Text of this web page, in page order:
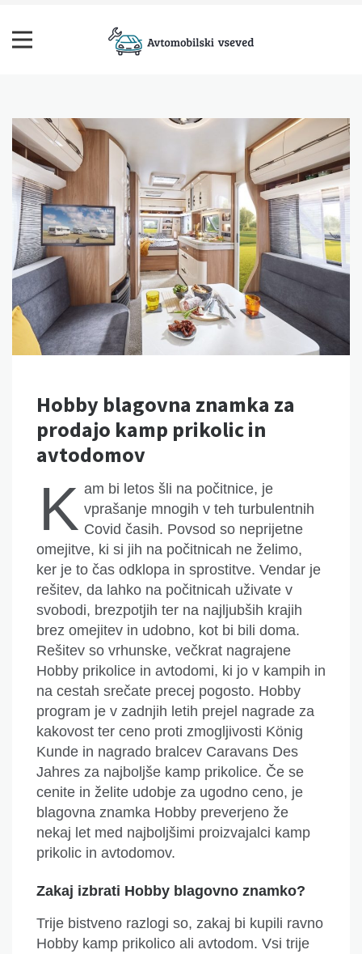
content
Hobby blagovna znamka za
prodajo kamp prikolic in
avtodomov
K am bi letos šli na počitnice, je
vprašanje mnogih v teh turbulentnih
Covid časih. Povsod so neprijetne
omejitve, ki si jih na počitnicah ne želimo,
ker je to čas odklopa in sprostitve. Vendar je
rešitev, da lahko na počitnicah uživate v
svobodi, brezpotjih ter na najljubših krajih
brez omejitev in udobno, kot bi bili doma.
Rešitev so vrhunske, večkrat nagrajene
Hobby prikolice in avtodomi, ki jo v kampih in
na cestah srečate precej pogosto. Hobby
program je v zadnjih letih prejel nagrade za
kakovost ter ceno proti zmogljivosti König
Kunde in nagrado bralcev Caravans Des
Jahres za najboljše kamp prikolice. Če se
cenite in želite udobje za ugodno ceno, je
blagovna znamka Hobby preverjeno že
nekaj let med najboljšimi proizvajalci kamp
prikolic in avtodomov.
Zakaj izbrati Hobby blagovno znamko?
Trije bistveno razlogi so, zakaj bi kupili ravno
Hobby kamp prikolico ali avtodom. Vsi trije